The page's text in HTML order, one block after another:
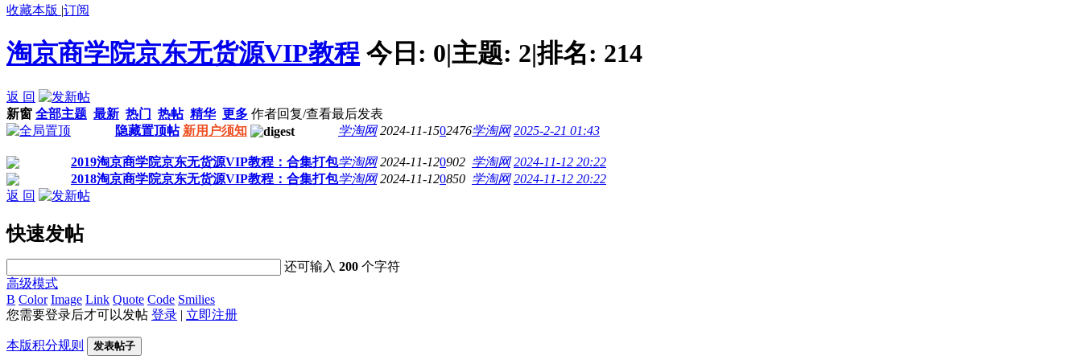
收藏本版 |订阅
淘京商学院京东无货源VIP教程 今日: 0|主题: 2|排名: 214
返 回
新窗 全部主题 最新 热门 热帖 精华 更多 作者回复/查看最后发表
隐藏置顶帖 新用户须知 学淘网 2024-11-1502476学淘网 2025-2-21 01:43
2019淘京商学院京东无货源VIP教程：合集打包学淘网 2024-11-120902 学淘网 2024-11-12 20:22
2018淘京商学院京东无货源VIP教程：合集打包学淘网 2024-11-120850 学淘网 2024-11-12 20:22
返 回
快速发帖
还可输入200 个字符
高级模式
B Color Image Link Quote Code Smilies
您需要登录后才可以发帖 登录 | 立即注册
本版积分规则 发表帖子